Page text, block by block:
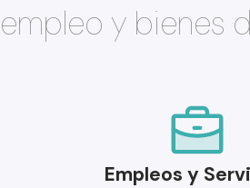
y bienes
Empleos y